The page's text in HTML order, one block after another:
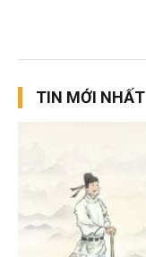
TIN MỚI NHẤT